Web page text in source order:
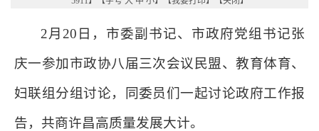
2月20日，市委副书记、市政府党组书记张
庆一参加市政协八届三次会议民盟、教育体育、
妇联组分组讨论，同委员们一起讨论政府工作报
告，共商许昌高质量发展大计。